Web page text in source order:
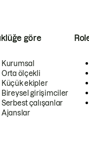
göre
Kurumsal
Orta ölçekli
Küçük ekipler
Bireysel girişimciler
Serbest çalışanlar
Ajanslar